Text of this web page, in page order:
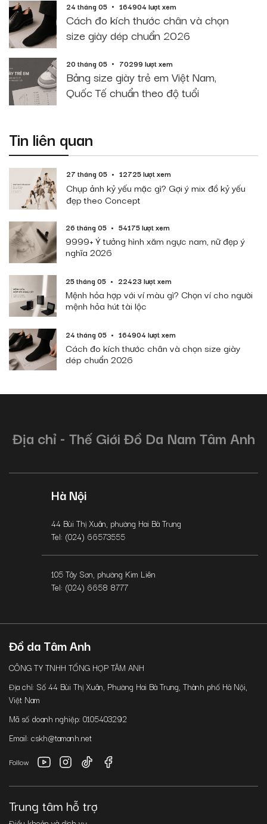
24 tháng 05 164904 lượt xem
Cách đo kích thước chân và chọn
size giày dép chuẩn 2026
20 tháng 05 70299 lượt xem
Bảng size giày trẻ em Việt Nam,
Quốc Tế chuẩn theo độ tuổi
Tin liên quan
27 tháng 05 12725 lượt xem
Chụp ảnh kỷ yếu mặc gì? Gợi ý mix đồ kỷ yếu
đẹp theo Concept
26 tháng 05 54175 lượt xem
9999+ Ý tưởng hình xăm ngực nam, nữ đẹp ý
nghĩa 2026
25 tháng 05 22423 lượt xem
Mệnh hỏa hợp với ví màu gì? Chọn ví cho người
mệnh hỏa hút tài lộc
24 tháng 05 164904 lượt xem
Cách đo kích thước chân và chọn size giày
dép chuẩn 2026
Địa chỉ - Thế Giới Đồ Da Nam Tâm Anh
Hà Nội
44 Bùi Thị Xuân, phường Hai Bà Trưng
Tel: (024) 66573555
105 Tây Sơn, phường Kim Liên
Tel: (024) 6658 8777
Đồ da Tâm Anh
CÔNG TY TNHH TỔNG HỢP TÂM ANH
Địa chỉ: Số 44 Bùi Thị Xuân, Phường Hai Bà Trưng, Thành phố Hà Nội,
Việt Nam
Mã số doanh nghiệp: 0105403292
Email: cskh@tamanh.net
Follow
Trung tâm hỗ trợ